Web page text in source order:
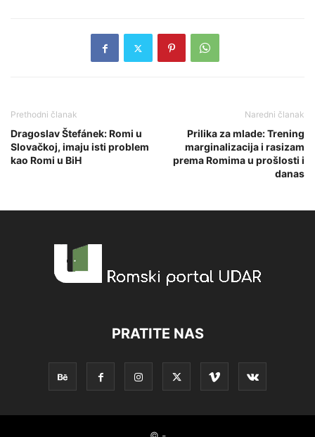
Prethodni članak
Dragoslav Štefánek: Romi u
Slovačkoj, imaju isti problem
kao Romi u BiH
Naredni članak
Prilika za mlade: Trening
marginalizacija i rasizam
prema Romima u prošlosti i
danas
PRATITE NAS